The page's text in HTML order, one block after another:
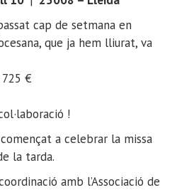
cap de setmana en
que ja hem lliurat, va
€
!
a celebrar la missa
la tarda.
amb l’Associació de